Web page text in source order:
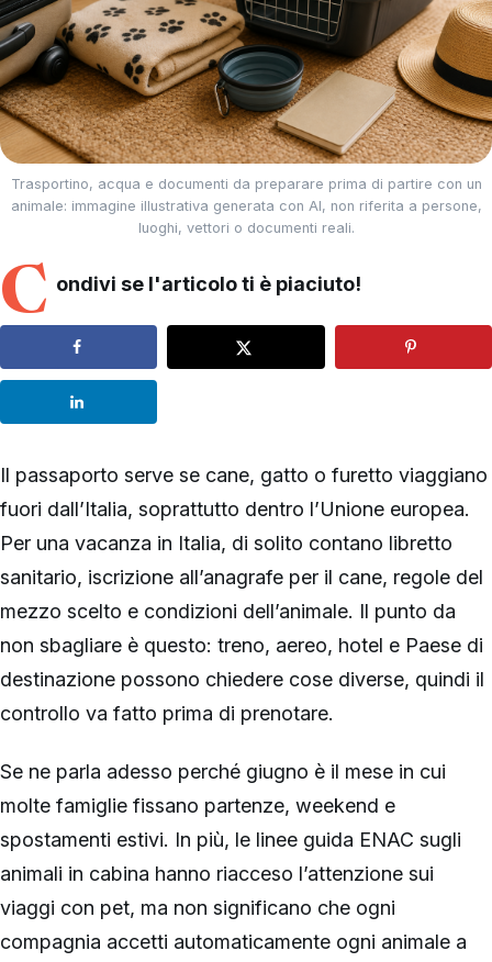
Trasportino, acqua e documenti da preparare prima di partire con un
animale: immagine illustrativa generata con AI, non riferita a persone,
luoghi, vettori o documenti reali.
C ondivi se l'articolo ti è piaciuto!
Il passaporto serve se cane, gatto o furetto viaggiano
fuori dall’Italia, soprattutto dentro l’Unione europea.
Per una vacanza in Italia, di solito contano libretto
sanitario, iscrizione all’anagrafe per il cane, regole del
mezzo scelto e condizioni dell’animale. Il punto da
non sbagliare è questo: treno, aereo, hotel e Paese di
destinazione possono chiedere cose diverse, quindi il
controllo va fatto prima di prenotare.
Se ne parla adesso perché giugno è il mese in cui
molte famiglie fissano partenze, weekend e
spostamenti estivi. In più, le linee guida ENAC sugli
animali in cabina hanno riacceso l’attenzione sui
viaggi con pet, ma non significano che ogni
compagnia accetti automaticamente ogni animale a